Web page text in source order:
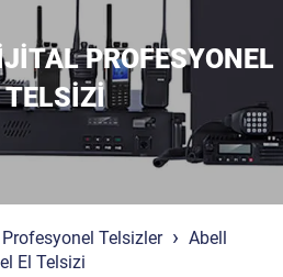
PROFESYONEL
TELSIZI
Profesyonel Telsizler
Abell
El Telsizi